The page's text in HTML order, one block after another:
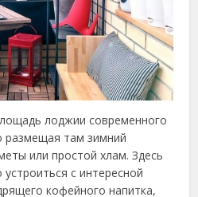
лоджии современного
там зимний
или простой хлам. Здесь
с интересной
кофейного напитка,